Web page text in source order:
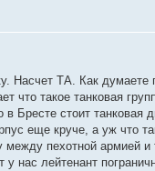
сообщение
Насчет ТА. Как думаете
что такое танковая
в Бресте стоит танковая
еще круче, а уж что
пехотной армией и
у нас лейтенант